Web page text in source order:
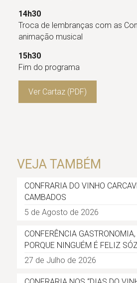
14h30
Troca de lembranças com as
animação musical
15h30
Fim do programa
Ver Cartaz (PDF)
VEJA TAMBÉM
CONFRARIA DO VINHO
CAMBADOS
5 de Agosto de 2026
CONFERÊNCIA
PORQUE NINGUÉM É FELIZ
27 de Julho de 2026